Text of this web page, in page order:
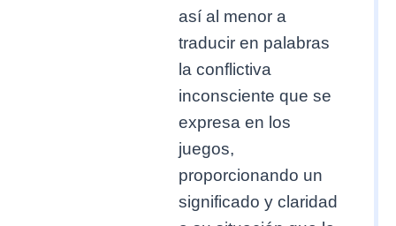
así al menor a
traducir en palabras
la conflictiva
inconsciente que se
expresa en los
juegos,
proporcionando un
significado y claridad